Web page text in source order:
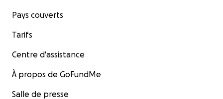
Pays couverts
Tarifs
Centre d'assistance
À propos de GoFundMe
Salle de presse